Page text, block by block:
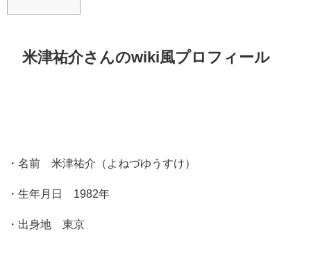
米津祐介さんのwiki風プロフィール
・名前 米津祐介（よねづゆうすけ）
・生年月日 1982年
・出身地 東京